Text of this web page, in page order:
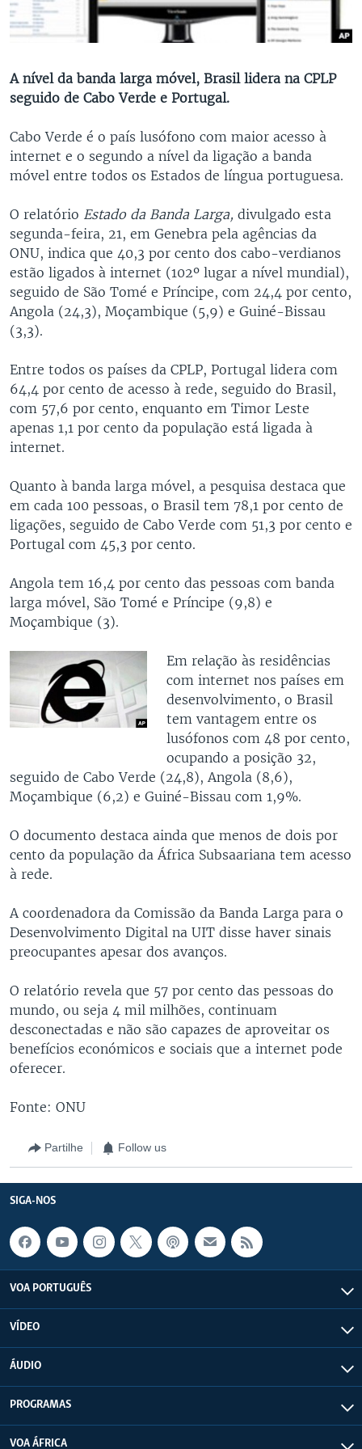
A nível da banda larga móvel, Brasil lidera na CPLP
seguido de Cabo Verde e Portugal.
Cabo Verde é o país lusófono com maior acesso à
internet e o segundo a nível da ligação a banda
móvel entre todos os Estados de língua portuguesa.
O relatório Estado da Banda Larga, divulgado esta
segunda-feira, 21, em Genebra pela agências da
ONU, indica que 40,3 por cento dos cabo-verdianos
estão ligados à internet (102º lugar a nível mundial),
seguido de São Tomé e Príncipe, com 24,4 por cento,
Angola (24,3), Moçambique (5,9) e Guiné-Bissau
(3,3).
Entre todos os países da CPLP, Portugal lidera com
64,4 por cento de acesso à rede, seguido do Brasil,
com 57,6 por cento, enquanto em Timor Leste
apenas 1,1 por cento da população está ligada à
internet.
Quanto à banda larga móvel, a pesquisa destaca que
em cada 100 pessoas, o Brasil tem 78,1 por cento de
ligações, seguido de Cabo Verde com 51,3 por cento e
Portugal com 45,3 por cento.
Angola tem 16,4 por cento das pessoas com banda
larga móvel, São Tomé e Príncipe (9,8) e
Moçambique (3).
Em relação às residências
com internet nos países em
desenvolvimento, o Brasil
tem vantagem entre os
lusófonos com 48 por cento,
ocupando a posição 32,
seguido de Cabo Verde (24,8), Angola (8,6),
Moçambique (6,2) e Guiné-Bissau com 1,9%.
O documento destaca ainda que menos de dois por
cento da população da África Subsaariana tem acesso
à rede.
A coordenadora da Comissão da Banda Larga para o
Desenvolvimento Digital na UIT disse haver sinais
preocupantes apesar dos avanços.
O relatório revela que 57 por cento das pessoas do
mundo, ou seja 4 mil milhões, continuam
desconectadas e não são capazes de aproveitar os
benefícios económicos e sociais que a internet pode
oferecer.
Fonte: ONU
Partilhe Follow us
SIGA-NOS
VOA PORTUGUÊS
VÍDEO
ÁUDIO
PROGRAMAS
VOA ÁFRICA